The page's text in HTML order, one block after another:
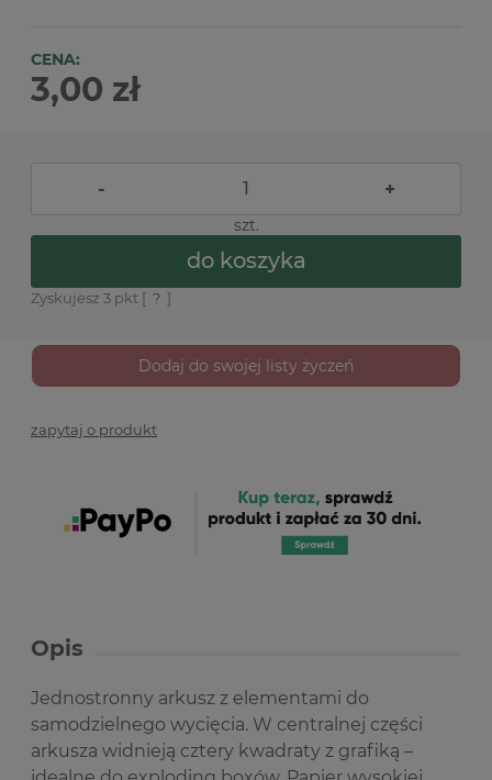
CENA:
3,00 zł
- +
szt.
do koszyka
Zyskujesz 3 pkt [ ? ]
Dodaj do swojej listy życzeń
zapytaj o produkt
Opis
Jednostronny arkusz z elementami do
samodzielnego wycięcia. W centralnej części
arkusza widnieją cztery kwadraty z grafiką –